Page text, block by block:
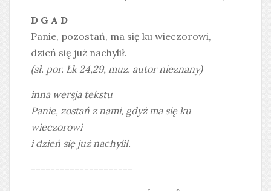
D G A D
Panie, pozostań, ma się ku wieczorowi,
dzień się już nachylił.
(sł. por. Łk 24,29, muz. autor nieznany)
inna wersja tekstu
Panie, zostań z nami, gdyż ma się ku
wieczorowi
i dzień się już nachylił.
---------------------